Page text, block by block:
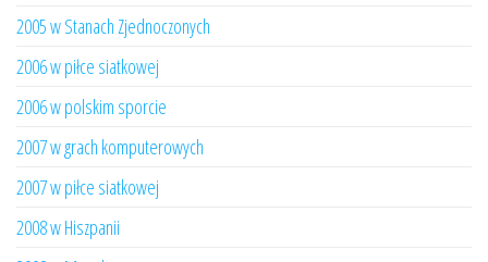
2005 w Stanach Zjednoczonych
2006 w piłce siatkowej
2006 w polskim sporcie
2007 w grach komputerowych
2007 w piłce siatkowej
2008 w Hiszpanii